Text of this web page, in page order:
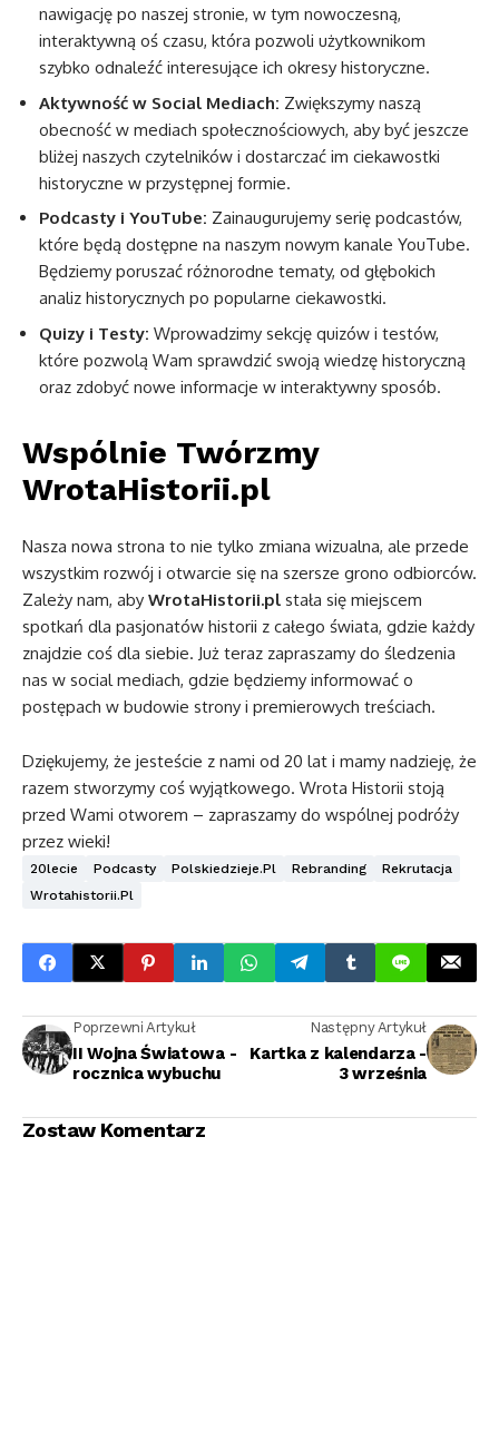
nawigację po naszej stronie, w tym nowoczesną,
interaktywną oś czasu, która pozwoli użytkownikom
szybko odnaleźć interesujące ich okresy historyczne.
Aktywność w Social Mediach: Zwiększymy naszą
obecność w mediach społecznościowych, aby być jeszcze
bliżej naszych czytelników i dostarczać im ciekawostki
historyczne w przystępnej formie.
Podcasty i YouTube: Zainaugurujemy serię podcastów,
które będą dostępne na naszym nowym kanale YouTube.
Będziemy poruszać różnorodne tematy, od głębokich
analiz historycznych po popularne ciekawostki.
Quizy i Testy: Wprowadzimy sekcję quizów i testów,
które pozwolą Wam sprawdzić swoją wiedzę historyczną
oraz zdobyć nowe informacje w interaktywny sposób.
Wspólnie Twórzmy
WrotaHistorii.pl
Nasza nowa strona to nie tylko zmiana wizualna, ale przede
wszystkim rozwój i otwarcie się na szersze grono odbiorców.
Zależy nam, aby WrotaHistorii.pl stała się miejscem
spotkań dla pasjonatów historii z całego świata, gdzie każdy
znajdzie coś dla siebie. Już teraz zapraszamy do śledzenia
nas w social mediach, gdzie będziemy informować o
postępach w budowie strony i premierowych treściach.
Dziękujemy, że jesteście z nami od 20 lat i mamy nadzieję, że
razem stworzymy coś wyjątkowego. Wrota Historii stoją
przed Wami otworem – zapraszamy do wspólnej podróży
przez wieki!
20lecie Podcasty Polskiedzieje.pl Rebranding
Rekrutacja
Wrotahistorii.pl
Poprzewni Artykuł
II Wojna Światowa -
rocznica wybuchu
Następny Artykuł
Kartka z kalendarza -
3 września
Zostaw Komentarz